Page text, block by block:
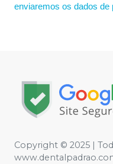
enviaremos os dados de
Copyright © 2025 |